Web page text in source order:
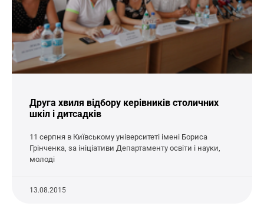
Друга хвиля відбору керівників столичних
шкіл і дитсадків
11 серпня в Київському університеті імені Бориса
Грінченка, за ініціативи Департаменту освіти і науки,
молоді
13.08.2015